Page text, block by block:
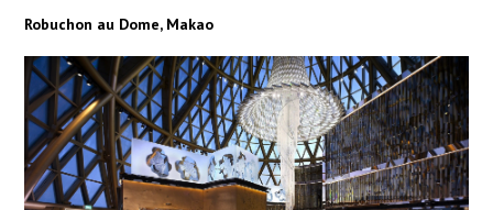
Robuchon au Dome, Makao